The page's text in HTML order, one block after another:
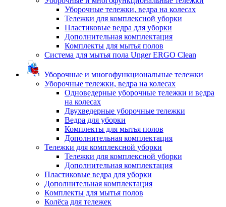
Уборочные тележки, ведра на колесах
Тележки для комплексной уборки
Пластиковые ведра для уборки
Дополнительная комплектация
Комплекты для мытья полов
Система для мытья пола Unger ERGO Clean
Уборочные и многофункциональные тележки
Уборочные тележки, ведра на колесах
Одноведерные уборочные тележки и ведра
на колесах
Двухведерные уборочные тележки
Ведра для уборки
Комплекты для мытья полов
Дополнительная комплектация
Тележки для комплексной уборки
Тележки для комплексной уборки
Дополнительная комплектация
Пластиковые ведра для уборки
Дополнительная комплектация
Комплекты для мытья полов
Колёса для тележек